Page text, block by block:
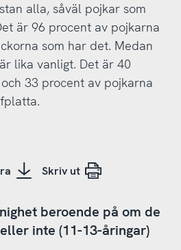
alla, såväl pojkar som
är 96 procent av pojkarna
som har det. Medan
lika vanligt. Det är 40
33 procent av pojkarna
Skriv ut
beroende på om de
inte (11-13-åringar)